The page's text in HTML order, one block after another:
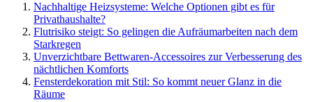
Nachhaltige Heizsysteme: Welche Optionen gibt es für
Privathaushalte?
Flutrisiko steigt: So gelingen die Aufräumarbeiten nach dem
Starkregen
Unverzichtbare Bettwaren-Accessoires zur Verbesserung des
nächtlichen Komforts
Fensterdekoration mit Stil: So kommt neuer Glanz in die
Räume